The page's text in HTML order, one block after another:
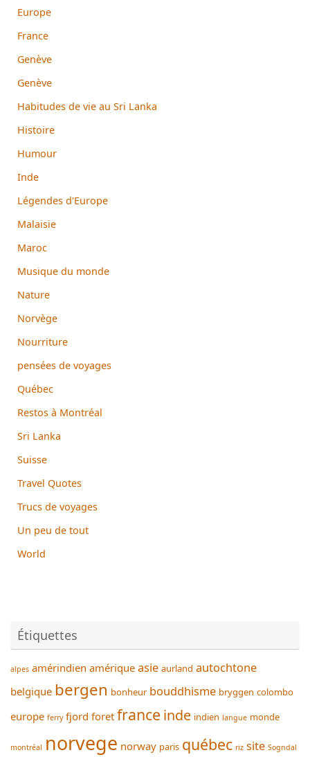
Europe
France
Genève
Genève
Habitudes de vie au Sri Lanka
Histoire
Humour
Inde
Légendes d'Europe
Malaisie
Maroc
Musique du monde
Nature
Norvège
Nourriture
pensées de voyages
Québec
Restos à Montréal
Sri Lanka
Suisse
Travel Quotes
Trucs de voyages
Un peu de tout
World
Étiquettes
alpes amérindien amérique asie aurland autochtone
belgique bergen bonheur bouddhisme bryggen colombo
europe ferry fjord foret france inde indien langue monde
montréal norvege norway paris québec riz site Sogndal